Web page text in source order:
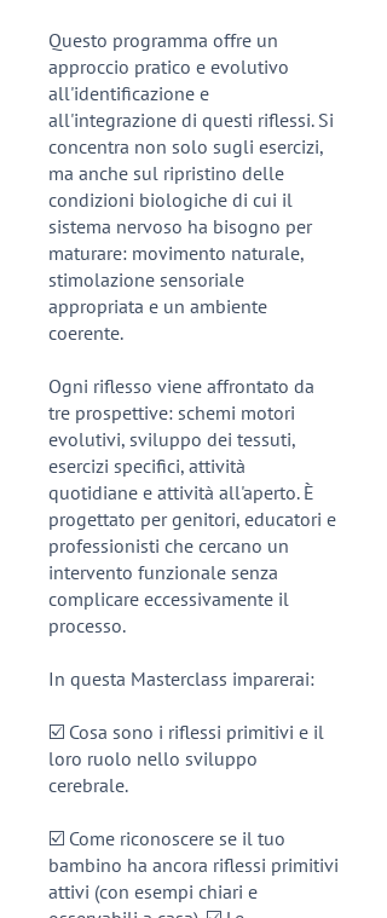
Questo programma offre un
approccio pratico e evolutivo
all'identificazione e
all'integrazione di questi riflessi. Si
concentra non solo sugli esercizi,
ma anche sul ripristino delle
condizioni biologiche di cui il
sistema nervoso ha bisogno per
maturare: movimento naturale,
stimolazione sensoriale
appropriata e un ambiente
coerente.
Ogni riflesso viene affrontato da
tre prospettive: schemi motori
evolutivi, sviluppo dei tessuti,
esercizi specifici, attività
quotidiane e attività all'aperto. È
progettato per genitori, educatori e
professionisti che cercano un
intervento funzionale senza
complicare eccessivamente il
processo.
In questa Masterclass imparerai:
☑️ Cosa sono i riflessi primitivi e il
loro ruolo nello sviluppo
cerebrale.
☑️ Come riconoscere se il tuo
bambino ha ancora riflessi primitivi
attivi (con esempi chiari e